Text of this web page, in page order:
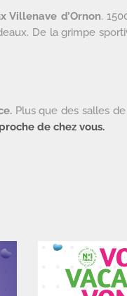
d’Ornon.
De la grimpe
Plus que des salles
de chez vous.